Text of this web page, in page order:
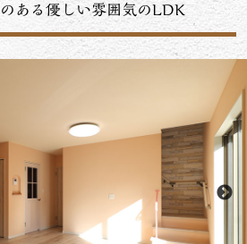
ある優しい雰囲気のLDK